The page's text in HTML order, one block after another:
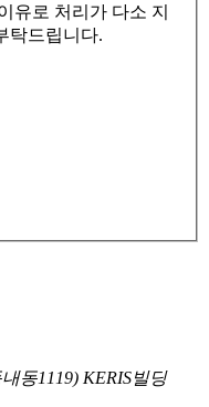
유로 처리가 다소 지
탁드립니다.
동1119) KERIS빌딩